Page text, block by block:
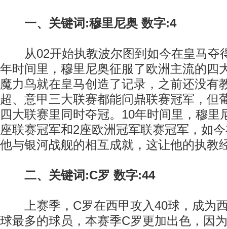
一、关键词:穆里尼奥 数字:4
从02开始执教波尔图到如今在皇马夺
年时间里，穆里尼奥征服了欧洲主流的四
魔力鸟就在皇马创造了记录，之前还没有
超、意甲三大联赛都能问鼎联赛冠军，但
四大联赛里同时夺冠。10年时间里，穆里
座联赛冠军和2座欧洲冠军联赛冠军，如
他与银河战舰的相互成就，这让他的执教
二、关键词:C罗 数字:44
上赛季，C罗在西甲攻入40球，成为
球最多的球员，本赛季C罗更加出色，因